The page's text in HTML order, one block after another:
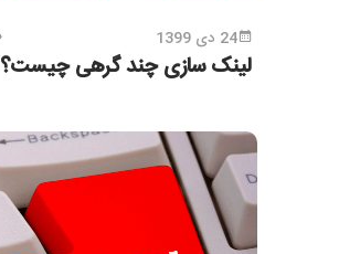
24 دی 1399
لینک سازی چند گرهی چیست؟